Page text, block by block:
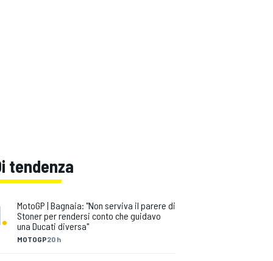
tendenza
.
MOTOGP20 h
MotoGP | Bagnaia: "Non serviva il parere di
Stoner per rendersi conto che guidavo
una Ducati diversa"